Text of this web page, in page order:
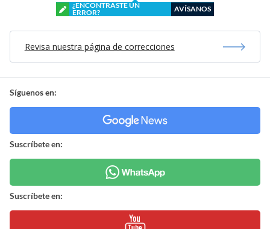
¿ENCONTRASTE UN
ERROR?
AVÍSANOS
Revisa nuestra página de correcciones
Síguenos en:
Suscríbete en:
Suscríbete en: